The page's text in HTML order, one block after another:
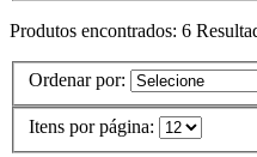
Produtos encontrados: 6
Ordenar por:
Itens por página: